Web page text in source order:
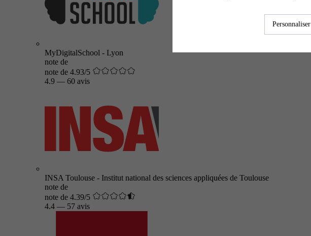
MyDigitalSchool - Lyon
note de
note de 4.93/5
4.9 — 60 avis
INSA Toulouse - Institut national des sciences appliquées de Toulouse
note de
note de 4.39/5
4.4 — 57 avis